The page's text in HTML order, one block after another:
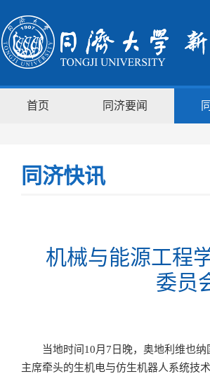
首页 同济要闻
同济快讯
机械与能源工程
委员
当地时间10月7日晚，奥地利维也
主席牵头的生机电与仿生机器人系统技